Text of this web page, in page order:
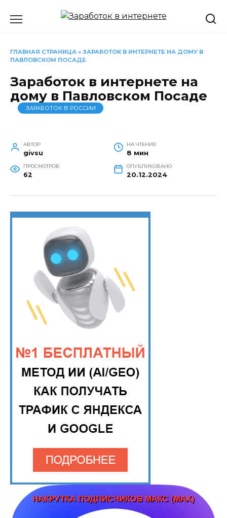
ГЛАВНАЯ СТРАНИЦА » ЗАРАБОТОК В ИНТЕРНЕТЕ НА ДОМУ В
ПАВЛОВСКОМ ПОСАДЕ
Заработок в интернете на
дому в Павловском Посаде
ЗАРАБОТОК В РОССИИ
АВТОР
givsu
НА ЧТЕНИЕ
8 мин
ПРОСМОТРОВ
62
ОПУБЛИКОВАНО
20.12.2024